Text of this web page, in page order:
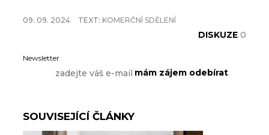
09. 09. 2024 TEXT: KOMERČNÍ SDĚLENÍ
DISKUZE 0
Newsletter
SOUVISEJÍCÍ ČLÁNKY